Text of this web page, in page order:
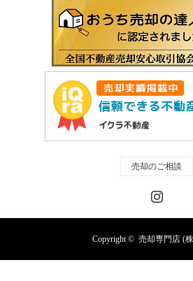
売却のご相談
Copyright © 売却専門店 (